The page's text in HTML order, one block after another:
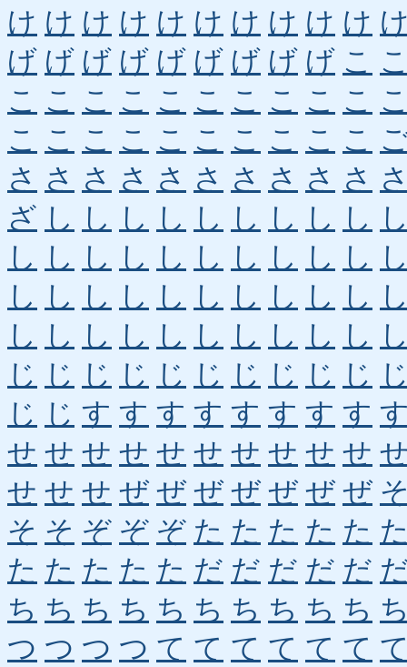
け け け け け け け け け け
げ げ げ げ げ げ げ げ げ こ
こ こ こ こ こ こ こ こ こ こ
こ こ こ こ こ こ こ こ こ こ
さ さ さ さ さ さ さ さ さ さ
ざ し し し し し し し し し
し し し し し し し し し し
し し し し し し し し し し
し し し し し し し し し し
じ じ じ じ じ じ じ じ じ じ
じ じ す す す す す す す す
せ せ せ せ せ せ せ せ せ せ
せ せ せ ぜ ぜ ぜ ぜ ぜ ぜ ぜ
そ そ ぞ ぞ ぞ た た た た た
た た た た た だ だ だ だ だ
ち ち ち ち ち ち ち ち ち ち
つ つ つ つ て て て て て て